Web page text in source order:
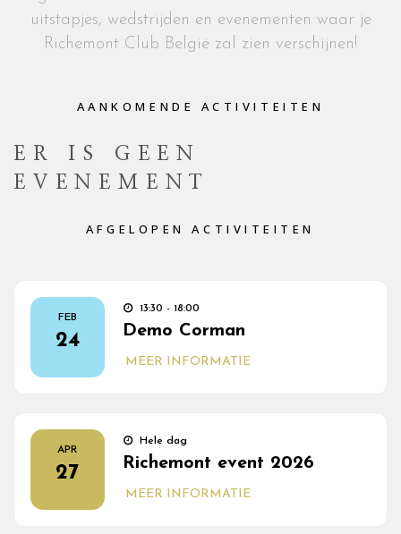
uitstapjes, wedstrijden en evenementen waar je
Richemont Club België zal zien verschijnen!
AANKOMENDE ACTIVITEITEN
ER IS GEEN
EVENEMENT
AFGELOPEN ACTIVITEITEN
FEB
24
13:30 - 18:00
Demo Corman
MEER INFORMATIE
APR
27
Hele dag
Richemont event 2026
MEER INFORMATIE